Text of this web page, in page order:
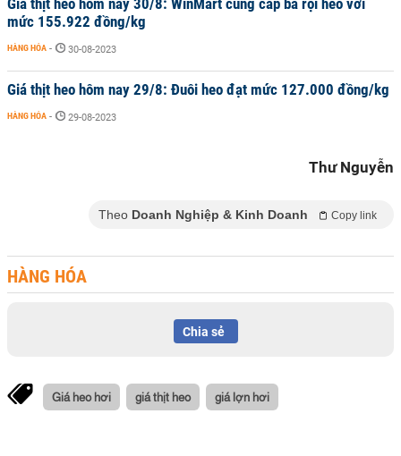
Giá thịt heo hôm nay 30/8: WinMart cung cấp ba rọi heo với
mức 155.922 đồng/kg
HÀNG HÓA - 30-08-2023
Giá thịt heo hôm nay 29/8: Đuôi heo đạt mức 127.000 đồng/kg
HÀNG HÓA - 29-08-2023
Thư Nguyễn
Theo Doanh Nghiệp & Kinh Doanh Copy link
HÀNG HÓA
Chia sẻ
Giá heo hơi giá thịt heo giá lợn hơi